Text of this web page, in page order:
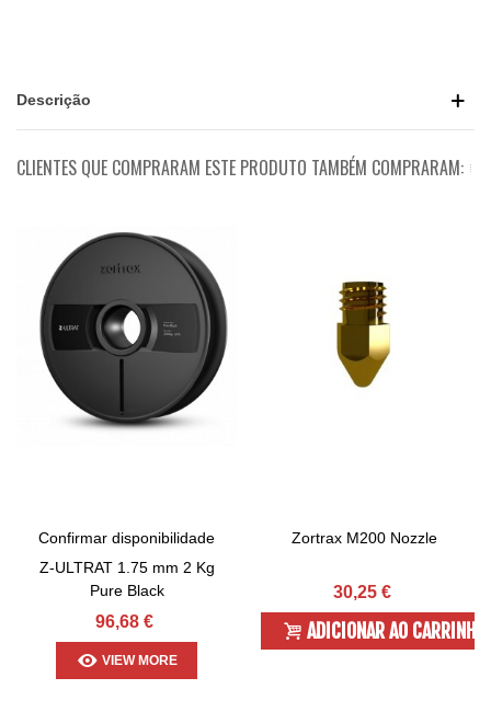
Descrição
CLIENTES QUE COMPRARAM ESTE PRODUTO TAMBÉM COMPRARAM:
Confirmar disponibilidade
Z-ULTRAT 1.75 mm 2 Kg
Pure Black
96,68 €
VIEW MORE
Zortrax M200 Nozzle
30,25 €
ADICIONAR AO CARRINHO